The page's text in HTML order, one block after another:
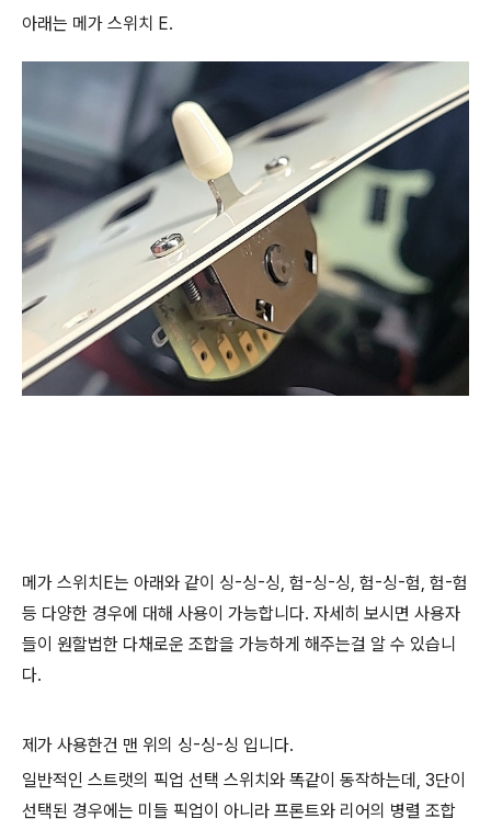
아래는 메가 스위치 E.
메가 스위치E는 아래와 같이 싱-싱-싱, 험-싱-싱, 험-싱-험, 험-험
등 다양한 경우에 대해 사용이 가능합니다. 자세히 보시면 사용자
들이 원할법한 다채로운 조합을 가능하게 해주는걸 알 수 있습니
다.
제가 사용한건 맨 위의 싱-싱-싱 입니다.
일반적인 스트랫의 픽업 선택 스위치와 똑같이 동작하는데, 3단이
선택된 경우에는 미들 픽업이 아니라 프론트와 리어의 병렬 조합